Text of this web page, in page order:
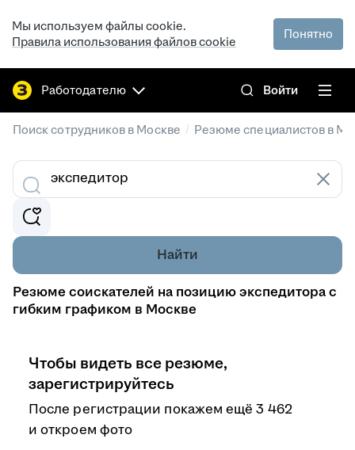
Мы используем файлы cookie.
Правила использования файлов cookie
Понятно
Работодателю Войти
Поиск сотрудников в Москве / Резюме специалистов в
Найти
Резюме соискателей на позицию экспедитора с
гибким графиком в Москве
Чтобы видеть все резюме,
зарегистрируйтесь
После регистрации покажем ещё 3 462
и откроем фото